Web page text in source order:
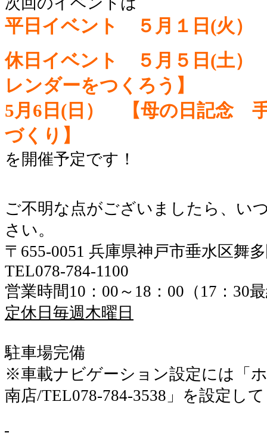
平日イベント ５月１日(火）
休日 イベント ５月５日(土）
レンダーをつくろう】
5月6日(日）
【母の日記念
づくり】
を開催予定です！
ご不明な点がございましたら、い
さい。
〒655-0051 兵庫県神戸市垂水区舞
TEL078-784-1100
営業時間10：00～18：00（17：30
定休日毎週木曜日
駐車場完備
※車載ナビゲーション設定には「
南店/TEL078-784-3538」を設定し